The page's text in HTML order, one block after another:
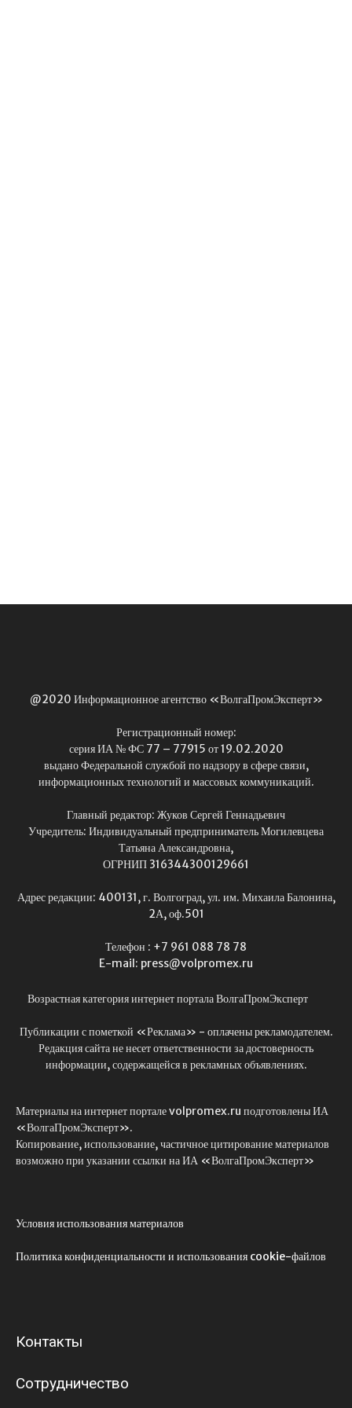
@2020 Информационное агентство «ВолгаПромЭксперт»
Регистрационный номер:
серия ИА № ФС 77 – 77915 от 19.02.2020
выдано Федеральной службой по надзору в сфере связи,
информационных технологий и массовых коммуникаций.
Главный редактор: Жуков Сергей Геннадьевич
Учредитель: Индивидуальный предприниматель Могилевцева
Татьяна Александровна,
ОГРНИП 316344300129661
Адрес редакции: 400131, г. Волгоград, ул. им. Михаила Балонина,
2А, оф.501
Телефон : +7 961 088 78 78
E-mail: press@volpromex.ru
Возрастная категория интернет портала ВолгаПромЭксперт
Публикации с пометкой «Реклама» - оплачены рекламодателем.
Редакция сайта не несет ответственности за достоверность
информации, содержащейся в рекламных объявлениях.
Материалы на интернет портале volpromex.ru подготовлены ИА
«ВолгаПромЭксперт».
Копирование, использование, частичное цитирование материалов
возможно при указании ссылки на ИА «ВолгаПромЭксперт»
Условия использования материалов
Политика конфиденциальности и использования cookie-файлов
Контакты
Сотрудничество